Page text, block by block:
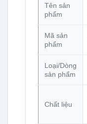
Tên sản
phẩm
Mã sản
phẩm
Loại/Dòng
sản phẩm
Chất liệu